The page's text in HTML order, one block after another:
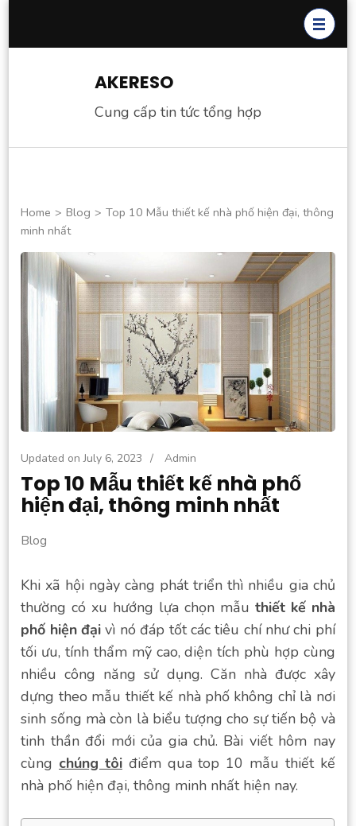
AKERESO
Cung cấp tin tức tổng hợp
Home > Blog > Top 10 Mẫu thiết kế nhà phố hiện đại, thông
minh nhất
Updated onJuly 6, 2023 / Admin
Top 10 Mẫu thiết kế nhà phố
hiện đại, thông minh nhất
Blog
Khi xã hội ngày càng phát triển thì nhiều gia chủ
thường có xu hướng lựa chọn mẫu thiết kế nhà
phố hiện đạivì nó đáp tốt các tiêu chí như chi phí
tối ưu, tính thẩm mỹ cao, diện tích phù hợp cùng
nhiều công năng sử dụng. Căn nhà được xây
dựng theo mẫu thiết kế nhà phố không chỉ là nơi
sinh sống mà còn là biểu tượng cho sự tiến bộ và
tinh thần đổi mới của gia chủ. Bài viết hôm nay
cùng chúng tôiđiểm qua top 10 mẫu thiết kế
nhà phố hiện đại, thông minh nhất hiện nay.